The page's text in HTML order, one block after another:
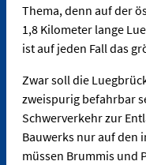
Thema, denn auf der
1,8 Kilometer lange
ist auf jeden Fall das
Zwar soll die
zweispurig befahrbar
Schwerverkehr zur
Bauwerks nur auf den
müssen Brummis und